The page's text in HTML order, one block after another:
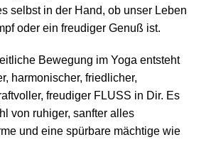
selbst in der Hand, ob unser Leben
oder ein freudiger Genuß ist.
Bewegung im Yoga entsteht
harmonischer, friedlicher,
freudiger FLUSS in Dir. Es
von ruhiger, sanfter alles
und eine spürbare mächtige wie